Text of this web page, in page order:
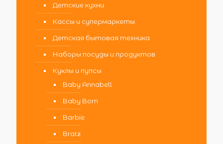
Детские кухни
Кассы и супермаркеты
Детская бытовая техника
Наборы посуды и продуктов
Куклы и пупсы
Baby Annabell
Baby Born
Barbie
Bratz